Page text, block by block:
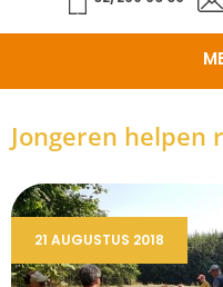
Jongeren helpen
21 AUGUSTUS 2018